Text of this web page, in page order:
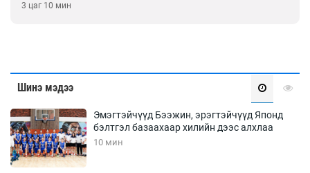
3 цаг 10 мин
Шинэ мэдээ
Эмэгтэйчүүд Бээжин, эрэгтэйчүүд Японд
бэлтгэл базаахаар хилийн дээс алхлаа
10 мин